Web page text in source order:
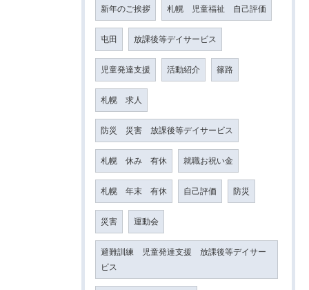
新年のご挨拶 札幌 児童福祉 自己評価
屯田 放課後等デイサービス
児童発達支援 活動紹介 篠路
札幌 求人
防災 災害 放課後等デイサービス
札幌 休み 有休 就職お祝い金
札幌 年末 有休 自己評価 防災
災害 運動会
避難訓練 児童発達支援 放課後等デイサー
ビス